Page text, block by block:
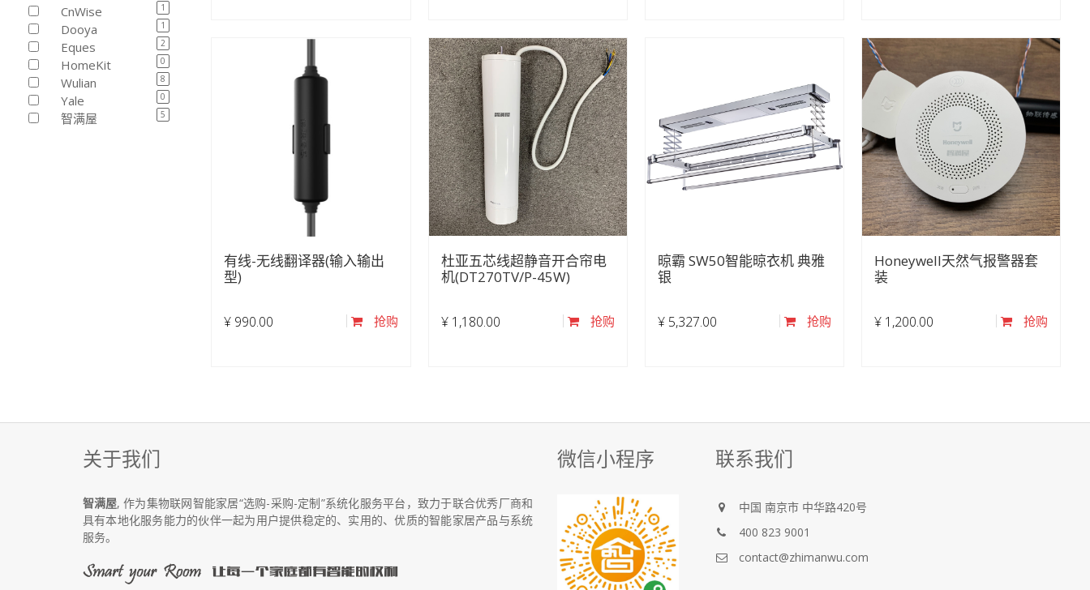
CnWise 1
Dooya 1
Eques 2
HomeKit 0
Wulian 8
Yale 0
智满屋 5
有线-无线翻译器(输入输出
型)
¥ 990.00 抢购
杜亚五芯线超静音开合帘电
机(DT270TV/P-45W)
¥ 1,180.00 抢购
晾霸 SW50智能晾衣机 典雅
银
¥ 5,327.00 抢购
Honeywell天然气报警器套
装
¥ 1,200.00 抢购
关于我们
智满屋, 作为集物联网智能家居“选购-采购-定制”系统化服务平台，致力于联合优秀厂商和
具有本地化服务能力的伙伴一起为用户提供稳定的、实用的、优质的智能家居产品与系统
服务。
微信小程序 联系我们
中国 南京市 中华路420号
400 823 9001
contact@zhimanwu.com